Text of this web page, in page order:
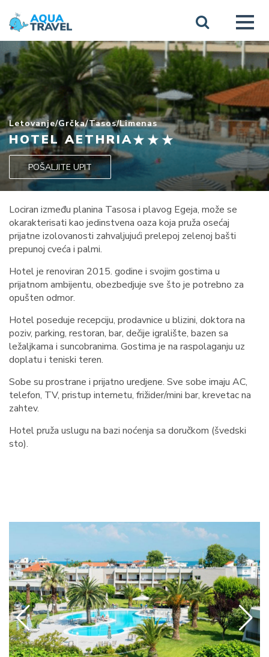
Letovanje/Grčka/Tasos/Limenas
HOTEL AETHRIA
POŠALJITE UPIT
Lociran između planina Tasosa i plavog Egeja, može se
okarakterisati kao jedinstvena oaza koja pruža osećaj
prijatne izolovanosti zahvaljujući prelepoj zelenoj bašti
prepunoj cveća i palmi.
Hotel je renoviran 2015. godine i svojim gostima u
prijatnom ambijentu, obezbedjuje sve što je potrebno za
opušten odmor.
Hotel poseduje recepciju, prodavnice u blizini, doktora na
poziv, parking, restoran, bar, dečije igralište, bazen sa
ležaljkama i suncobranima. Gostima je na raspolaganju uz
doplatu i teniski teren.
Sobe su prostrane i prijatno uredjene. Sve sobe imaju AC,
telefon, TV, pristup internetu, frižider/mini bar, krevetac na
zahtev.
Hotel pruža uslugu na bazi noćenja sa doručkom (švedski
sto).